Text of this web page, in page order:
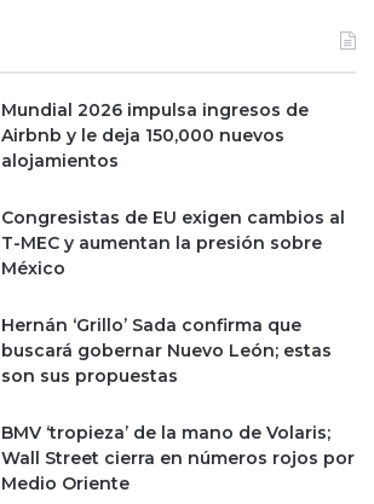
Mundial 2026 impulsa ingresos de
Airbnb y le deja 150,000 nuevos
alojamientos
Congresistas de EU exigen cambios al
T-MEC y aumentan la presión sobre
México
Hernán ‘Grillo’ Sada confirma que
buscará gobernar Nuevo León; estas
son sus propuestas
BMV ‘tropieza’ de la mano de Volaris;
Wall Street cierra en números rojos por
Medio Oriente